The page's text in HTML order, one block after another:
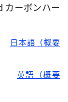
ーボンハー
日本語（概要
英語（概要